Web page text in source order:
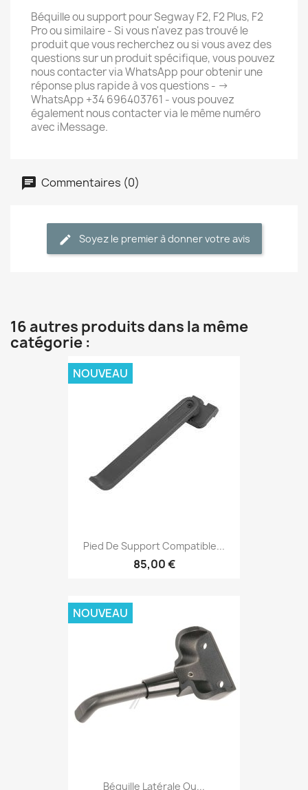
Béquille ou support pour Segway F2, F2 Plus, F2
Pro ou similaire - Si vous n'avez pas trouvé le
produit que vous recherchez ou si vous avez des
questions sur un produit spécifique, vous pouvez
nous contacter via WhatsApp pour obtenir une
réponse plus rapide à vos questions - ->
WhatsApp +34 696403761 - vous pouvez
également nous contacter via le même numéro
avec iMessage.
Commentaires (0)
Soyez le premier à donner votre avis
16 autres produits dans la même
catégorie :
Pied De Support Compatible...
85,00 €
NOUVEAU
Béquille Latérale Ou...
NOUVEAU